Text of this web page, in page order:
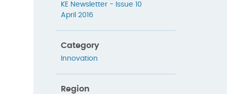
KE Newsletter - Issue 10
April 2016
Category
Innovation
Region